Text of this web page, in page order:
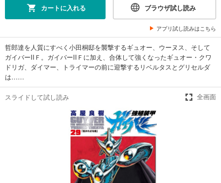
カートに入れる ブラウザ試し読み
アプリ試し読みはこちら
哲郎達を人質にすべく小田桐邸を襲撃するギュオー、ウーヌス、そして
ガイバーIIＦ。ガイバーIIＦに加え、合体して強くなったギュオー・クワ
ドリガ、ダイマー、トライマーの前に迎撃するリベルタスとグリセルダ
は……
スライドして試し読み 全画面
試し読み
強殖装甲ガイバー 16巻
616円 (税込)
カート
あらすじを表示する
円 (税込)
あらすじを表示する
強殖装甲ガイバー 18巻